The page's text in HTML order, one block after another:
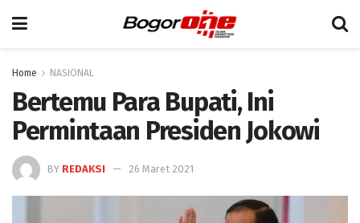
Home NASIONAL
Bertemu Para Bupati, Ini
Permintaan Presiden Jokowi
BY REDAKSI 26 Maret 2021